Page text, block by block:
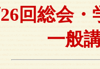
回総会
一般